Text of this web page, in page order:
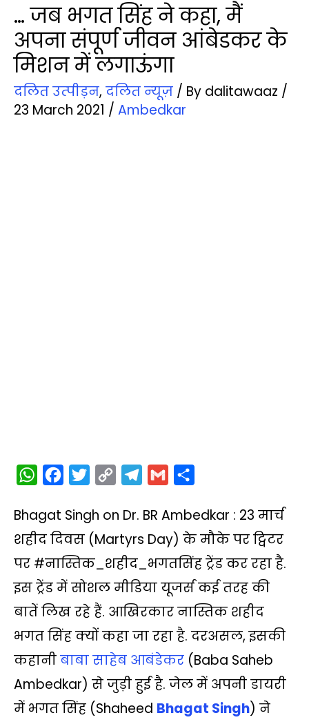
… जब भगत सिंह ने कहा, मैं
अपना संपूर्ण जीवन आंबेडकर के
मिशन में लगाऊंगा
दलित उत्‍पीड़न, दलित न्‍यूज़ / By dalitawaaz /
23 March 2021 / Ambedkar
W
a
t
s
A
p
p
c
e
b
o
k
i
t
t
p
y
L
k
l
e
g
m
a
i
l
a
r
e
Bhagat Singh on Dr. BR Ambedkar : 23 मार्च
शहीद दिवस (Martyrs Day) के मौके पर ट्विटर
पर #नास्तिक_शहीद_भगतसिंह ट्रेंड कर रहा है.
इस ट्रेंड में सोशल मीडिया यूजर्स कई तरह की
बातें लिख रहे हैं. आखिरकार नास्तिक शहीद
भगत सिंह क्यों कहा जा रहा है. दरअसल, इसकी
कहानीबाबा साहेब आबंडेकर (Baba Saheb
Ambedkar) से जुड़ी हुई है. जेल में अपनी डायरी
में भगत सिंह (Shaheed Bhagat Singh) ने